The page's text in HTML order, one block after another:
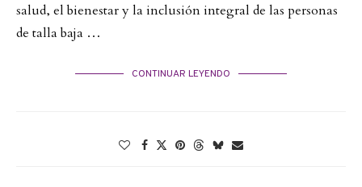
salud, el bienestar y la inclusión integral de las personas
de talla baja …
CONTINUAR LEYENDO